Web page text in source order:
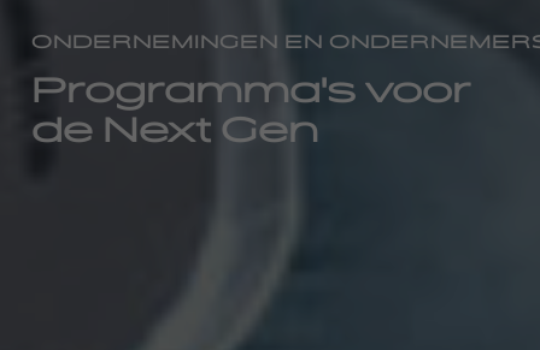
ONDERNEMINGEN EN
Programma's voor
de Next Gen